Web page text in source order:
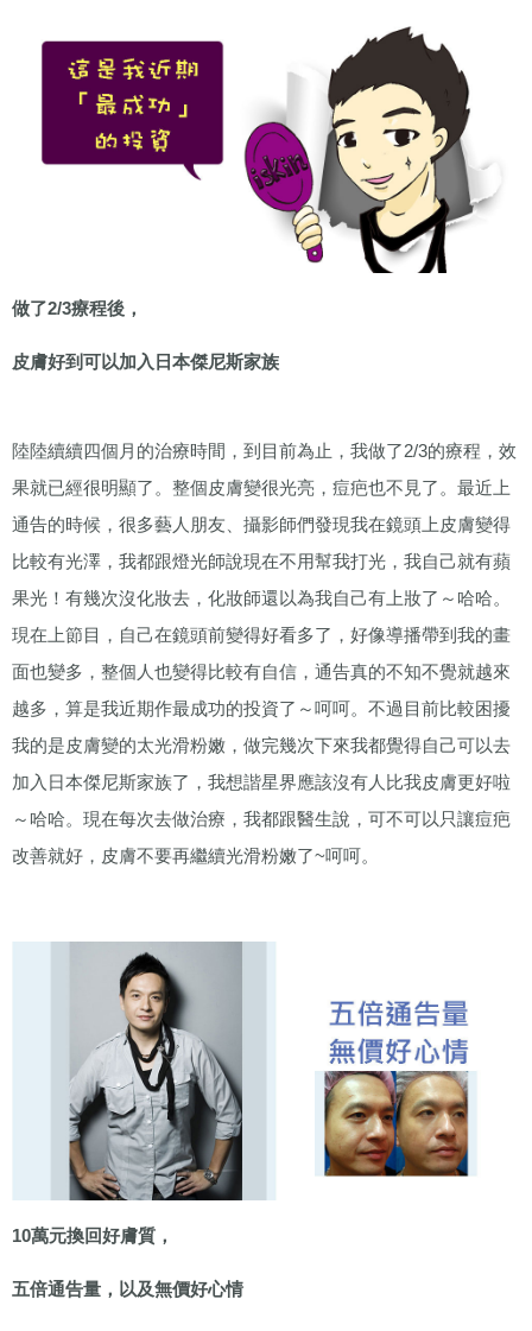
做了2/3療程後，
皮膚好到可以加入日本傑尼斯家族
陸陸續續四個月的治療時間，到目前為止，我做了2/3的療程，效
果就已經很明顯了。整個皮膚變很光亮，痘疤也不見了。最近上
通告的時候，很多藝人朋友、攝影師們發現我在鏡頭上皮膚變得
比較有光澤，我都跟燈光師說現在不用幫我打光，我自己就有蘋
果光！有幾次沒化妝去，化妝師還以為我自己有上妝了～哈哈。
現在上節目，自己在鏡頭前變得好看多了，好像導播帶到我的畫
面也變多，整個人也變得比較有自信，通告真的不知不覺就越來
越多，算是我近期作最成功的投資了～呵呵。不過目前比較困擾
我的是皮膚變的太光滑粉嫩，做完幾次下來我都覺得自己可以去
加入日本傑尼斯家族了，我想諧星界應該沒有人比我皮膚更好啦
～哈哈。現在每次去做治療，我都跟醫生說，可不可以只讓痘疤
改善就好，皮膚不要再繼續光滑粉嫩了~呵呵。
10萬元換回好膚質，
五倍通告量，以及無價好心情